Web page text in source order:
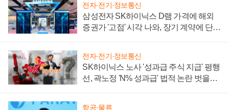
전자·전기·정보통신
삼성전자 SK하이닉스 D램 가격에 해외
증권가 '고점' 시각 나와, 장기 계약에 단점
전자·전기·정보통신
SK하이닉스 노사 '성과급 주식 지급' 평행
선, 곽노정 'N% 성과급' 법적 논란 벗을지
항공·물류